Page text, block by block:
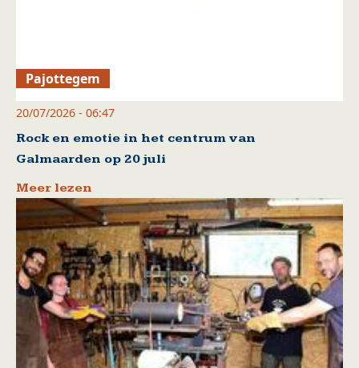
Pajottegem
20/07/2026 - 06:47
Rock en emotie in het centrum van
Galmaarden op 20 juli
Meer lezen